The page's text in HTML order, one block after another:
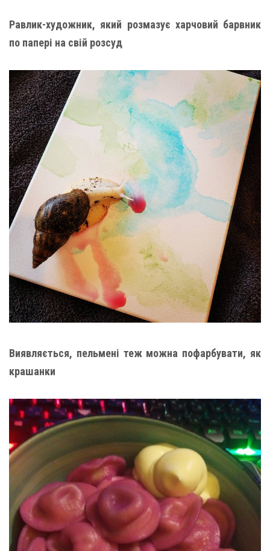
Равлик-художник, який розмазує харчовий барвник
по папері на свій розсуд
Виявляється, пельмені теж можна пофарбувати, як
крашанки